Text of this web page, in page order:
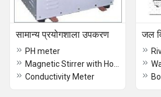
सामान्य प्रयोगशाला उपकरण
PH meter
Conductivity Meter
जल